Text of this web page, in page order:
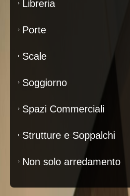
Libreria
Porte
Scale
Soggiorno
Spazi Commerciali
Strutture e Soppalchi
Non solo arredamento